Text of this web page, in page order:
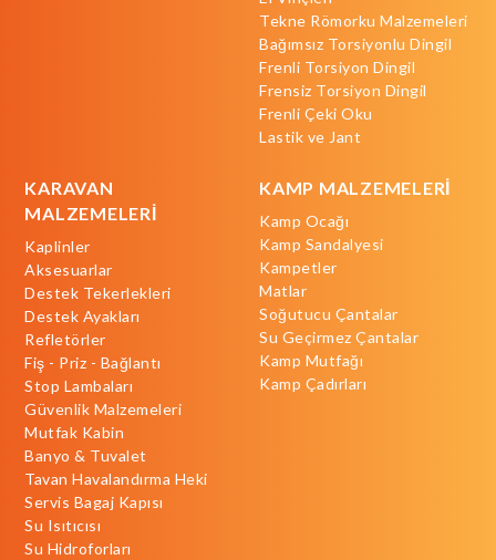
Tekne Römorku Malzemeleri
Bağımsız Torsiyonlu Dingil
Frenli Torsiyon Dingil
Frensiz Torsiyon Dingil
Frenli Çeki Oku
Lastik ve Jant
KARAVAN
MALZEMELERİ
Kaplinler
Aksesuarlar
Destek Tekerlekleri
Destek Ayakları
Refletörler
Fiş - Priz - Bağlantı
Stop Lambaları
Güvenlik Malzemeleri
Mutfak Kabin
Banyo & Tuvalet
Tavan Havalandırma Heki
Servis Bagaj Kapısı
Su Isıtıcısı
Su Hidroforları
KAMP MALZEMELERİ
Kamp Ocağı
Kamp Sandalyesi
Kampetler
Matlar
Soğutucu Çantalar
Su Geçirmez Çantalar
Kamp Mutfağı
Kamp Çadırları